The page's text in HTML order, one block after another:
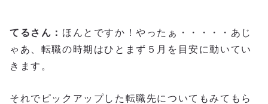
てるさん： ほんとですか！やったぁ・・・・・あじ
ゃあ、転職の時期はひとまず５月を目安に動いてい
きます。
それでピックアップした転職先についてもみてもら